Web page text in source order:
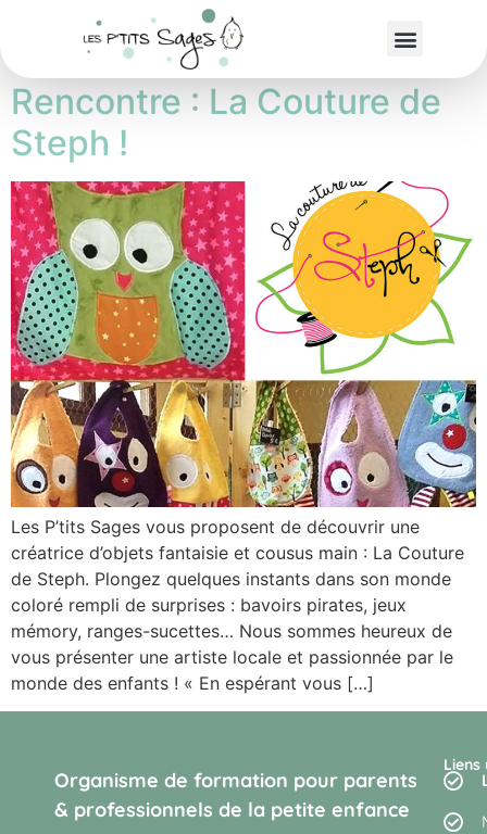
Étiquette : Trousseau
Rencontre : La Couture de
Steph !
Les P’tits Sages vous proposent de découvrir une
créatrice d’objets fantaisie et cousus main : La Couture
de Steph. Plongez quelques instants dans son monde
coloré rempli de surprises : bavoirs pirates, jeux
mémory, ranges-sucettes… Nous sommes heureux de
vous présenter une artiste locale et passionnée par le
monde des enfants ! « En espérant vous […]
Organisme de formation pour parents
& professionnels de la petite enfance
Liens